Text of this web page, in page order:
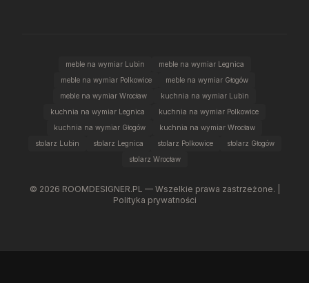
meble na wymiar Lubin
meble na wymiar Legnica
meble na wymiar Polkowice
meble na wymiar Głogów
meble na wymiar Wrocław
kuchnia na wymiar Lubin
kuchnia na wymiar Legnica
kuchnia na wymiar Polkowice
kuchnia na wymiar Głogów
kuchnia na wymiar Wrocław
stolarz Lubin
stolarz Legnica stolarz Polkowice
stolarz Głogów
stolarz Wrocław
© 2026 ROOMDESIGNER.PL — Wszelkie prawa zastrzeżone. |
Polityka prywatności